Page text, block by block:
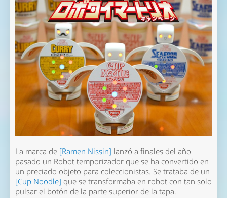
La marca de [Ramen Nissin] lanzó a finales del año
pasado un Robot temporizador que se ha convertido en
un preciado objeto para coleccionistas. Se trataba de un
[Cup Noodle] que se transformaba en robot con tan solo
pulsar el botón de la parte superior de la tapa.